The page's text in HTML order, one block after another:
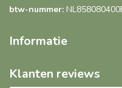
btw-nummer:
Informatie
Klanten reviews